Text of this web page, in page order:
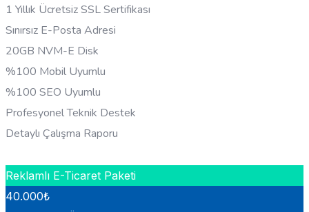
1 Yıllık Ücretsiz SSL Sertifikası
Sınırsız E-Posta Adresi
20GB NVM-E Disk
%100 Mobil Uyumlu
%100 SEO Uyumlu
Profesyonel Teknik Destek
Detaylı Çalışma Raporu
Reklamlı E-Ticaret Paketi
40.000₺